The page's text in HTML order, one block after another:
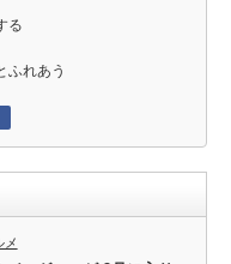
る
ふれあう
メ